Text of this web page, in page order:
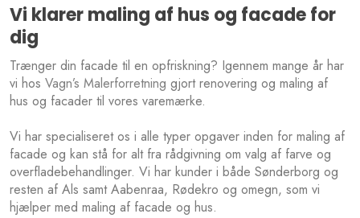
Vi klarer maling af hus og facade for
dig
​​Trænger din facade til en opfriskning? Igennem mange år har
vi hosVagn’s Malerforretning gjort renovering og maling af
hus og facader til vores varemærke.
Vi har specialiseret os i alle typer opgaver inden for maling af
facade og kan stå for alt fra rådgivning om valg af farve og
overfladebehandlinger. Vi har kunder i både Sønderborg og
resten af Als samt Aabenraa, Rødekro og omegn, som vi
hjælper med maling af facade og hus.